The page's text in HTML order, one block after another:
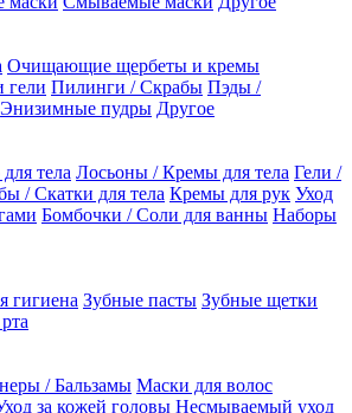
Очищающие щербеты и кремы
Пилинги / Скрабы Пэды /
Энизимные пудры Другое
тела Лосьоны / Кремы для тела Гели /
/ Скатки для тела Кремы для рук Уход
Бомбочки / Соли для ванны Наборы
гигиена Зубные пасты Зубные щетки
/ Бальзамы Маски для волос
за кожей головы Несмываемый уход